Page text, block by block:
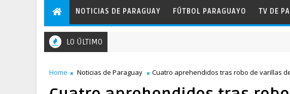
NOTICIAS DE PARAGUAY FÚTBOL PARAGUAYO TV DE
LO ÚLTIMO
Home Noticias de Paraguay Cuatro aprehendidos tras robo de varillas